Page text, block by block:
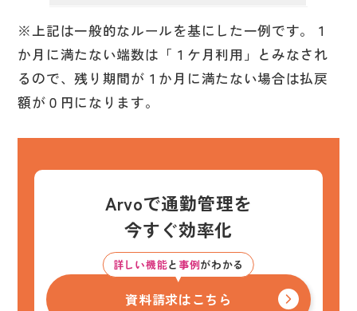
※上記は一般的なルールを基にした一例です。１
か月に満たない端数は「１ケ月利用」とみなされ
るので、残り期間が１か月に満たない場合は払戻
額が０円になります。
Arvoで通勤管理を
今すぐ効率化
詳しい機能と 事例がわかる
資料請求はこちら